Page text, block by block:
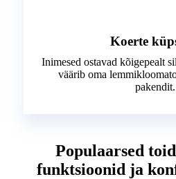
Koerte
Inimesed ostavad kõigepealt
väärib oma
pakendit.
Populaarsed
funktsioonid ja